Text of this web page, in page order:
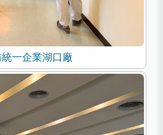
統一企業湖口廠